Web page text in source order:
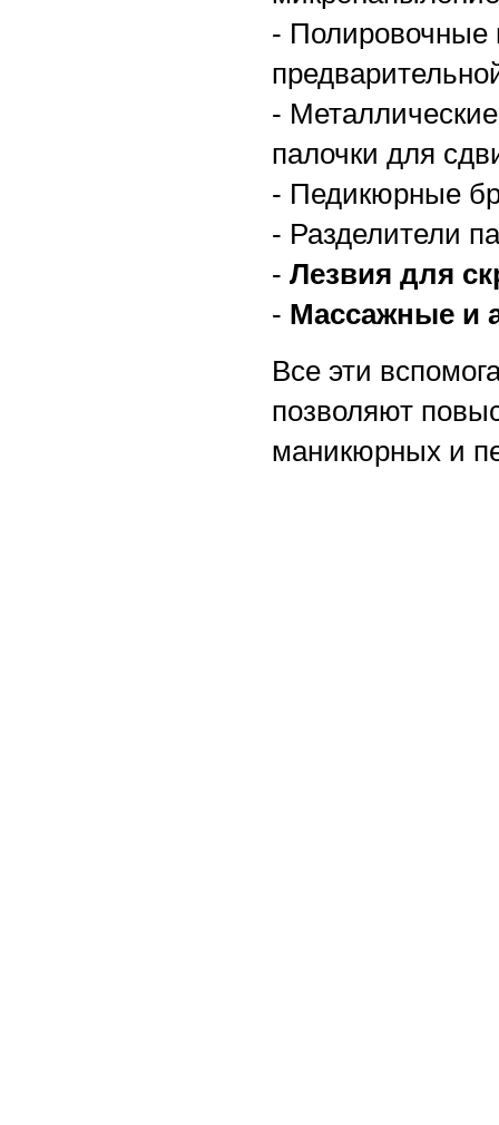
- Полировочные
-
палочки для
- Педикюрные
- Разделители
- Лезвия для
- Массажные и
Все эти
позволяют
маникюрных и